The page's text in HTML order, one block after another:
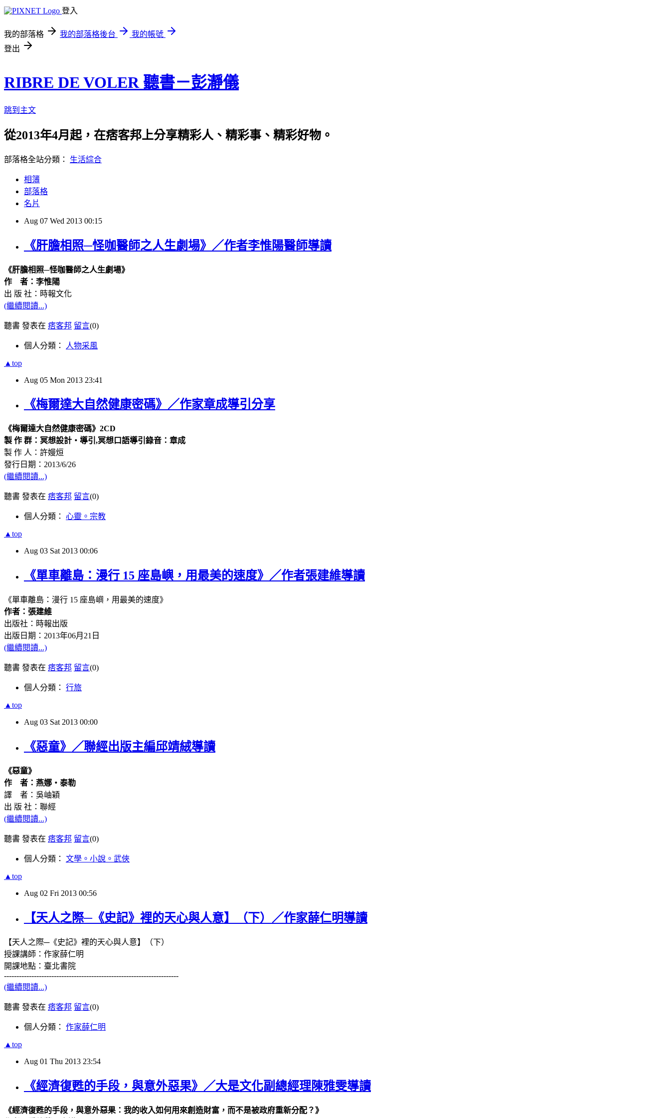
登入
我的部落格 我的部落格後台
我的帳號
登出
RIBRE DE VOLER 聽書－彭瀞儀
跳到主文
從2013年4月起，在痞客邦上分享精彩人、精彩事、精彩好物。
部落格全站分類： 生活綜合
相簿
部落格
名片
Aug 07 Wed 2013 00:15
《肝膽相照─怪咖醫師之人生劇場》／作者李惟陽醫師導讀
《肝膽相照─怪咖醫師之人生劇場》
作
者：李惟陽
出 版 社：時報文化
(繼續閱讀...)
聽書 發表在 痞客邦 留言(0)
個人分類： 人物采風
▲top
Aug 05 Mon 2013 23:41
《梅爾達大自然健康密碼》／作家章成導引分享
《梅爾達大自然健康密碼》2CD
製 作 群：冥想設計‧導引,冥想口語導引錄音：章成
製 作 人：許嫚烜
發行日期：2013/6/26
(繼續閱讀...)
聽書 發表在 痞客邦 留言(0)
個人分類： 心靈。宗教
▲top
Aug 03 Sat 2013 00:06
《單車離島：漫行 15 座島嶼，用最美的速度》／作者張建維導讀
《單車離島：漫行 15 座島嶼，用最美的速度》
作者：張建維
出版社：時報出版
出版日期：2013年06月21日
(繼續閱讀...)
聽書 發表在 痞客邦 留言(0)
個人分類： 行旅
▲top
Aug 03 Sat 2013 00:00
《惡童》／聯經出版主編邱靖絨導讀
《惡童》
作 者：燕娜‧泰勒
譯 者：吳岫穎
出 版 社：聯經
(繼續閱讀...)
聽書 發表在 痞客邦 留言(0)
個人分類： 文學。小說。武俠
▲top
Aug 02 Fri 2013 00:56
【天人之際─《史記》裡的天心與人意】（下）／作家薛仁明導讀
【天人之際─《史記》裡的天心與人意】（下）
授課講師：作家薛仁明
開課地點：臺北書院
----------------------------------------------------------------------
(繼續閱讀...)
聽書 發表在 痞客邦 留言(0)
個人分類： 作家薛仁明
▲top
Aug 01 Thu 2013 23:54
《經濟復甦的手段，與意外惡果》／大是文化副總經理陳雅雯導讀
《經濟復甦的手段，與意外惡果：我的收入如何用來創造財富，而不是被政府重新分配？》